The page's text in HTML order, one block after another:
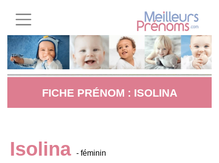
FICHE PRÉNOM : ISOLINA
Isolina - féminin